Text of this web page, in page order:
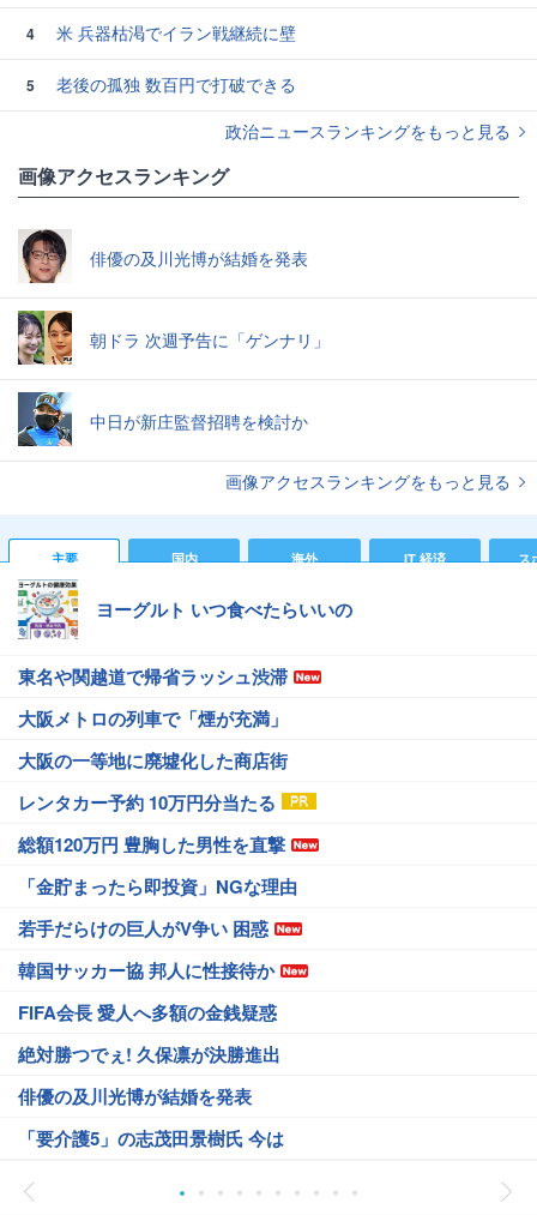
4 米 兵器枯渇でイラン戦継続に壁
5
老後の孤独 数百円で打破できる
政治ニュースランキングをもっと見る
画像アクセスランキング
俳優の及川光博が結婚を発表
朝ドラ 次週予告に「ゲンナリ」
中日が新庄監督招聘を検討か
画像アクセスランキングをもっと見る
主要 国内 海外 IT 経済 ス
ヨーグルト いつ食べたらいいの
東名や関越道で帰省ラッシュ渋滞
大阪メトロの列車で「煙が充満」
大阪の一等地に廃墟化した商店街
レンタカー予約 10万円分当たる
総額120万円 豊胸した男性を直撃
「金貯まったら即投資」NGな理由
若手だらけの巨人がV争い 困惑
韓国サッカー協 邦人に性接待か
FIFA会長 愛人へ多額の金銭疑惑
絶対勝つでぇ! 久保凛が決勝進出
俳優の及川光博が結婚を発表
「要介護5」の志茂田景樹氏 今は